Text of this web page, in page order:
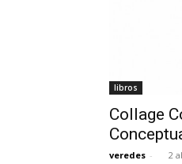
libros
Collage
veredes - 2